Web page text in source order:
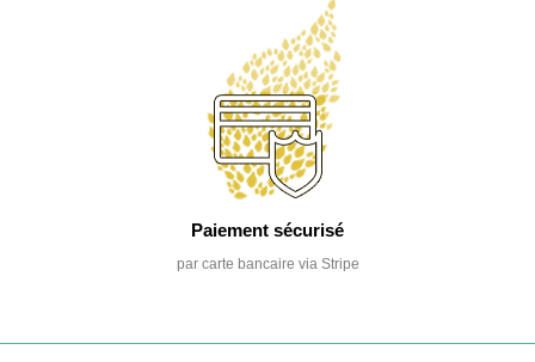
Paiement sécurisé
par carte bancaire via Stripe